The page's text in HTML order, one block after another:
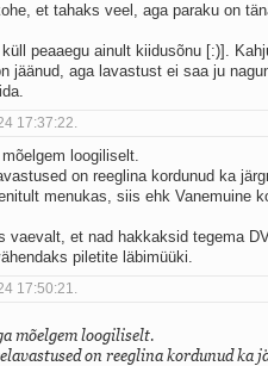
et tahaks veel, aga paraku on
peaaegu ainult kiidusõnu [:)].
jäänud, aga lavastust ei saa ju
17:37:22.
loogiliselt.
on reeglina kordunud ka
menukas, siis ehk Vanemuine
vaevalt, et nad hakkaksid tegema
piletite läbimüüki.
17:50:21.
mõelgem loogiliselt.
on reeglina kordunud ka